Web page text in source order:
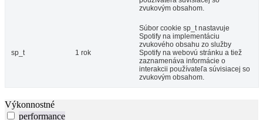
zvukovým obsahom.
sp_t 1 rok
Súbor cookie sp_t nastavuje
Spotify na implementáciu
zvukového obsahu zo služby
Spotify na webovú stránku a tiež
zaznamenáva informácie o
interakcii používateľa súvisiacej so
zvukovým obsahom.
Výkonnostné
performance